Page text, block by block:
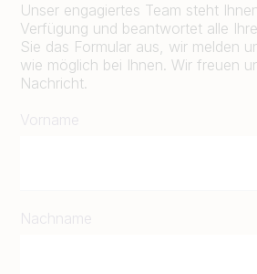
Unser engagiertes Team steht
Verfügung und beantwortet alle
Sie das Formular aus, wir melden
wie möglich bei Ihnen. Wir freuen
Nachricht.
Vorname
Nachname